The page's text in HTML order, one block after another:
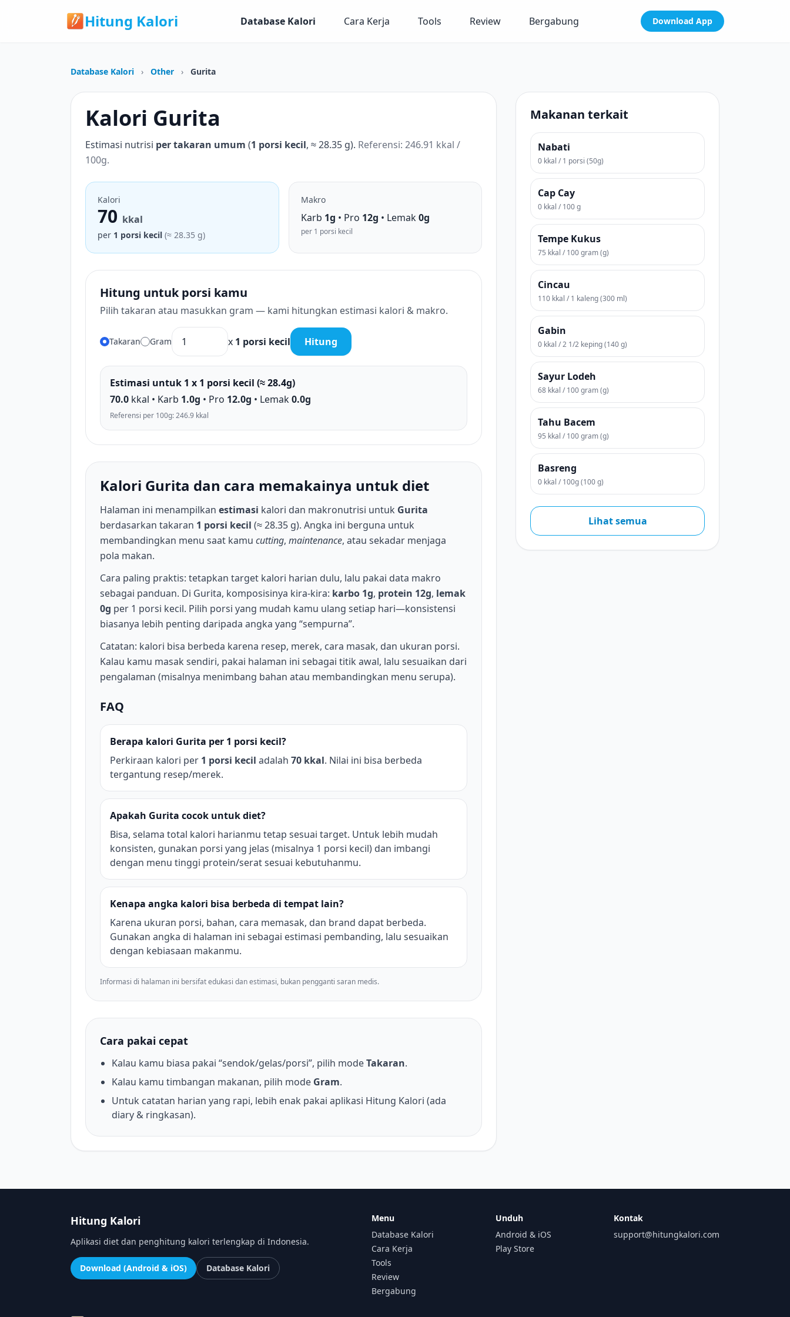
Hitung Kalori Database Kalori Cara Kerja Tools Review Bergabung Download App
Database Kalori › Other › Gurita
Kalori Gurita
Estimasi nutrisi per takaran umum (1 porsi kecil, ≈ 28.35 g). Referensi: 246.91 kkal /
100g.
Kalori
70 kkal
per 1 porsi kecil (≈ 28.35 g)
Makro
Karb 1g • Pro 12g • Lemak0g
per 1 porsi kecil
Hitung untuk porsi kamu
Pilih takaran atau masukkan gram — kami hitungkan estimasi kalori & makro.
Takaran Gram x 1 porsi kecil Hitung
Estimasi untuk 1 x 1 porsi kecil (≈ 28.4g)
70.0 kkal • Karb 1.0g • Pro 12.0g • Lemak0.0g
Referensi per 100g: 246.9 kkal
Kalori Gurita dan cara memakainya untuk diet
Halaman ini menampilkan estimasi kalori dan makronutrisi untuk Gurita
berdasarkan takaran 1 porsi kecil (≈ 28.35 g). Angka ini berguna untuk
membandingkan menu saat kamu cutting, maintenance, atau sekadar menjaga
pola makan.
Cara paling praktis: tetapkan target kalori harian dulu, lalu pakai data makro
sebagai panduan. Di Gurita, komposisinya kira-kira: karbo 1g, protein 12g, lemak
0g per 1 porsi kecil. Pilih porsi yang mudah kamu ulang setiap hari—konsistensi
biasanya lebih penting daripada angka yang “sempurna”.
Catatan: kalori bisa berbeda karena resep, merek, cara masak, dan ukuran porsi.
Kalau kamu masak sendiri, pakai halaman ini sebagai titik awal, lalu sesuaikan dari
pengalaman (misalnya menimbang bahan atau membandingkan menu serupa).
FAQ
Berapa kalori Gurita per 1 porsi kecil?
Perkiraan kalori per 1 porsi kecil adalah 70 kkal. Nilai ini bisa berbeda
tergantung resep/merek.
Apakah Gurita cocok untuk diet?
Bisa, selama total kalori harianmu tetap sesuai target. Untuk lebih mudah
konsisten, gunakan porsi yang jelas (misalnya 1 porsi kecil) dan imbangi
dengan menu tinggi protein/serat sesuai kebutuhanmu.
Kenapa angka kalori bisa berbeda di tempat lain?
Karena ukuran porsi, bahan, cara memasak, dan brand dapat berbeda.
Gunakan angka di halaman ini sebagai estimasi pembanding, lalu sesuaikan
dengan kebiasaan makanmu.
Informasi di halaman ini bersifat edukasi dan estimasi, bukan pengganti saran medis.
Cara pakai cepat
Kalau kamu biasa pakai “sendok/gelas/porsi”, pilih modeTakaran.
Kalau kamu timbangan makanan, pilih mode Gram.
Untuk catatan harian yang rapi, lebih enak pakai aplikasi Hitung Kalori (ada
diary & ringkasan).
Makanan terkait
Nabati
0 kkal / 1 porsi (50g)
Cap Cay
0 kkal / 100 g
Tempe Kukus
75 kkal / 100 gram (g)
Cincau
110 kkal / 1 kaleng (300 ml)
Gabin
0 kkal / 2 1/2 keping (140 g)
Sayur Lodeh
68 kkal / 100 gram (g)
Tahu Bacem
95 kkal / 100 gram (g)
Basreng
0 kkal / 100g (100 g)
Lihat semua
Hitung Kalori
Aplikasi diet dan penghitung kalori terlengkap di Indonesia.
Download (Android & iOS) Database Kalori
Menu
Database Kalori
Cara Kerja
Tools
Review
Bergabung
Unduh
Android & iOS
Play Store
Kontak
support@hitungkalori.com